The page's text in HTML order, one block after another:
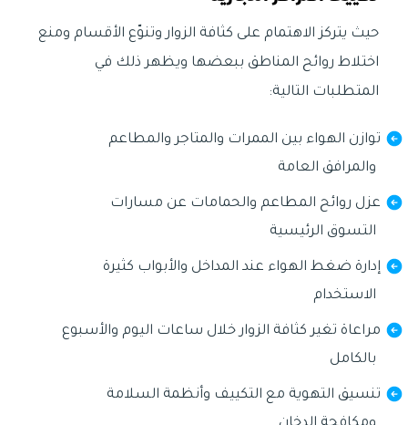
حيث يتركز الاهتمام على كثافة الزوار وتنوّع الأقسام ومنع
اختلاط روائح المناطق ببعضها ويظهر ذلك في
المتطلبات التالية:
توازن الهواء بين الممرات والمتاجر والمطاعم
والمرافق العامة
عزل روائح المطاعم والحمامات عن مسارات
التسوق الرئيسية
إدارة ضغط الهواء عند المداخل والأبواب كثيرة
الاستخدام
مراعاة تغير كثافة الزوار خلال ساعات اليوم والأسبوع
بالكامل
تنسيق التهوية مع التكييف وأنظمة السلامة